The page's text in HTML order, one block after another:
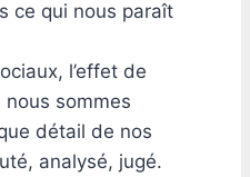
ce qui nous paraît
l’effet de
sommes
détail de nos
analysé, jugé.